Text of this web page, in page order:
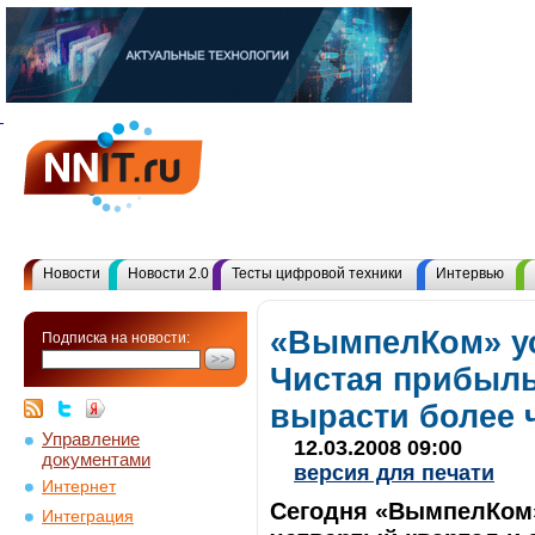
Новости Новости 2.0 Тесты цифровой техники Интервью
Подписка на новости:
Управление
документами
Интернет
Интеграция
«ВымпелКом»
Чистая
вырасти более
12.03.2008 09:00
версия для печати
Сегодня